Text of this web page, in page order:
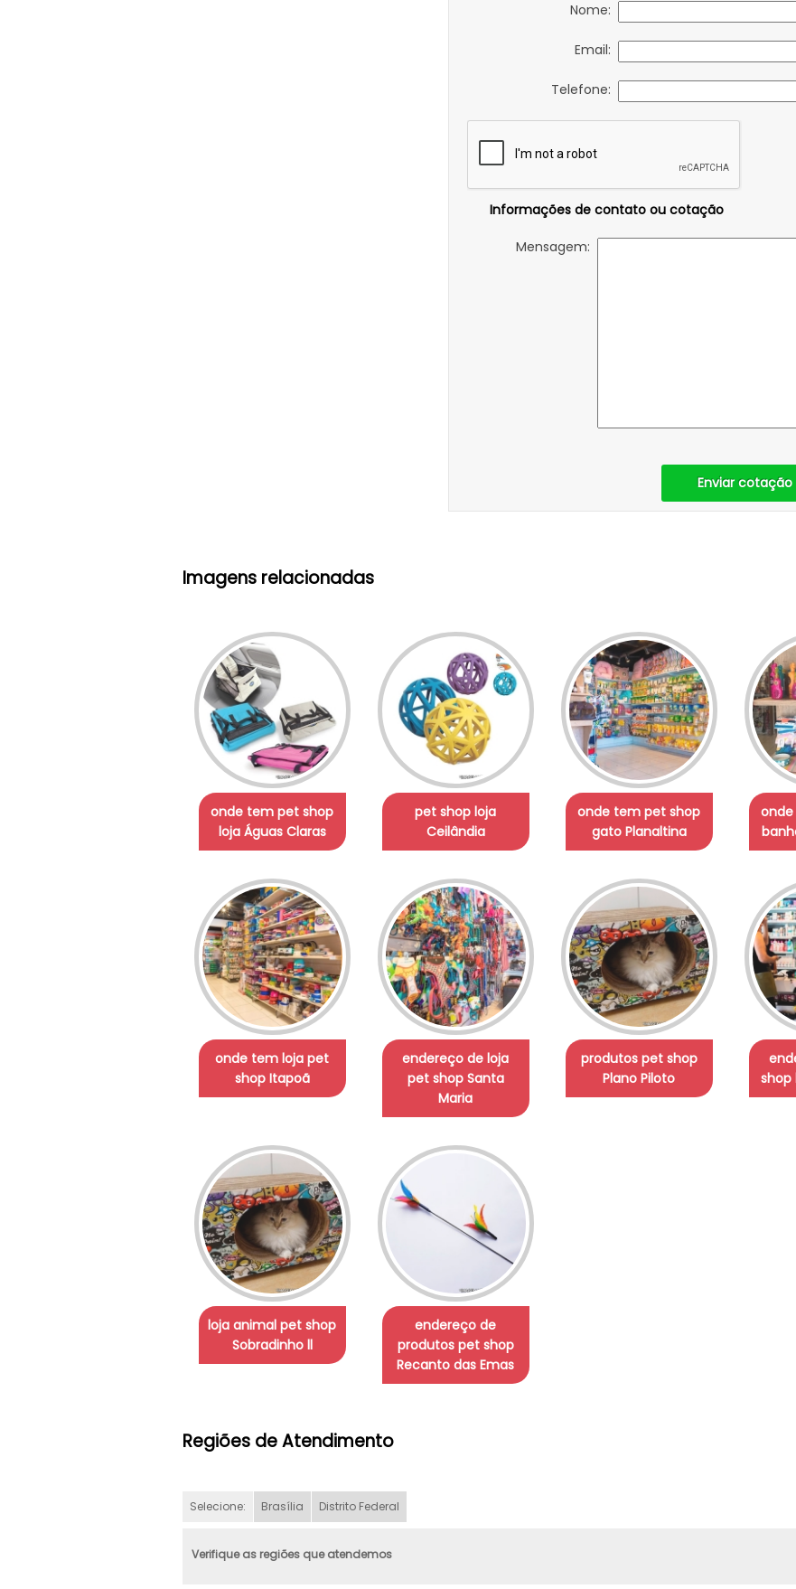
Nome:
Email:
Telefone:
Informações de contato ou cotação
Mensagem:
Enviar cotação
Imagens relacionadas
onde tem pet shop
loja Águas Claras
pet shop loja
Ceilândia
onde tem pet shop
gato Planaltina
onde tem loja pet
shop Itapoã
endereço de loja
pet shop Santa
Maria
produtos pet shop
Plano Piloto
shop
loja animal pet shop
Sobradinho ll
endereço de
produtos pet shop
Recanto das Emas
Regiões de Atendimento
Selecione: Brasília Distrito Federal
Verifique as regiões que atendemos